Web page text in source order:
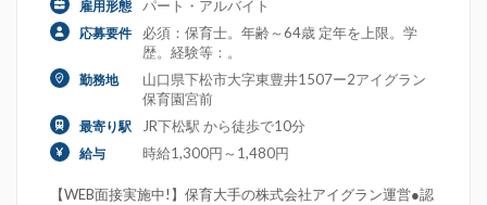
雇用形態 パート・アルバイト
応募要件
必須：保育士。年齢～64歳 定年を上限。学
歴。経験等：。
勤務地
山口県下松市大字東豊井1507ー2アイグラン
保育園宮前
最寄り駅 JR下松駅 から徒歩で10分
給与 時給1,300円～1,480円
【WEB面接実施中!】保育大手の株式会社アイグラン運営●認